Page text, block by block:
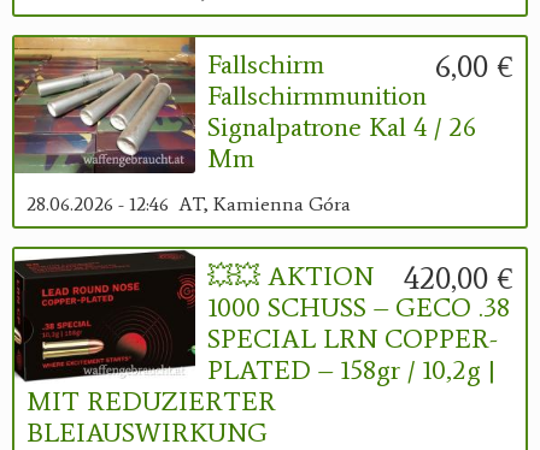
6,00 €
Fallschirm
Fallschirmmunition
Signalpatrone Kal 4 / 26
Mm
28.06.2026 - 12:46 AT, Kamienna Góra
420,00 €
💥💥 AKTION
1000 SCHUSS – GECO .38
SPECIAL LRN COPPER-
PLATED – 158gr / 10,2g |
MIT REDUZIERTER
BLEIAUSWIRKUNG